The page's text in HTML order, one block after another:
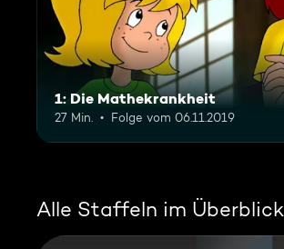
1: Die Mathekrankheit
27 Min. Folge vom 06.11.2019
Alle Staffeln im Überblick